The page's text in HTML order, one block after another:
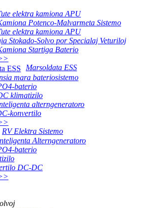
elektra kamiona APU
Potenco-Malvarmeta Sistemo
elektra kamiona APU
Stokado-Solvo por Specialaj Veturiloj
Startiga Baterio
Marsoldata ESS
mara bateriosistemo
baterio
klimatizilo
alterngeneratoro
konvertilo
RV Elektra Sistemo
Alterngeneratoro
baterio
DC-DC